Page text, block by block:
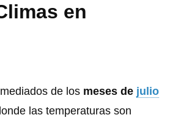
en
de los meses de julio
las temperaturas son